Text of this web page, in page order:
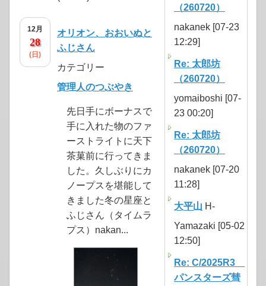
12月
28
(日)
オリオン、おおいぬと
ふじさん
カテゴリー
管理人のつぶやき
先日手にボーナスで
手に入れた物のファ
ーストライトに天下
茶菓前に行ってきま
した。久しぶりにカ
ノープスを堪能して
きました冬の星座と
ふじさん（タイムラ
プス）nakan...
（260720）
nakanek [07-23
12:29]
Re: 太郎坊
（260720）
yomaiboshi [07-
23 00:20]
Re: 太郎坊
（260720）
nakanek [07-20
11:28]
大平山 H-
Yamazaki [05-02
12:50]
Re: C/2025R3
パンスターズ彗